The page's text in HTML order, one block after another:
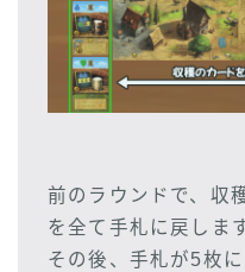
前のラウンドで、収
を全て手札に戻します
その後、手札が5枚